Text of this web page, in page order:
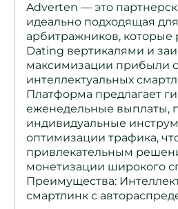
Adverten — это
идеально подходящая
арбитражников, которые
Dating вертикалями и
максимизации прибыли
интеллектуальных
Платформа предлагает
еженедельные выплаты,
индивидуальные
оптимизации трафика,
привлекательным
монетизации широкого
Преимущества:
смартлинк с